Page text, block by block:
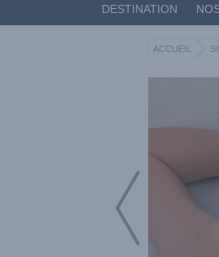
DESTINATION
ACCUEIL